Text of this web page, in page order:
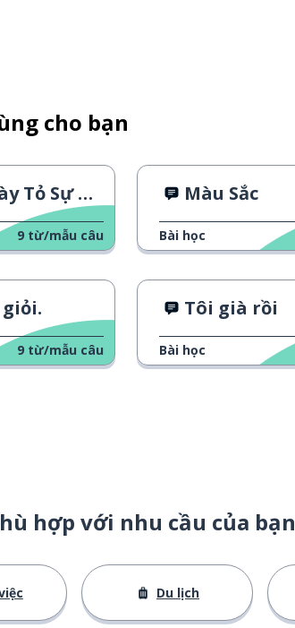
cho bạn
Sự Biết Ơn
9 từ/mẫu câu
Màu Sắc
Bài học
9 từ/mẫu câu
Tôi già rồi
Bài học
hợp với nhu cầu của bạn
Du lịch